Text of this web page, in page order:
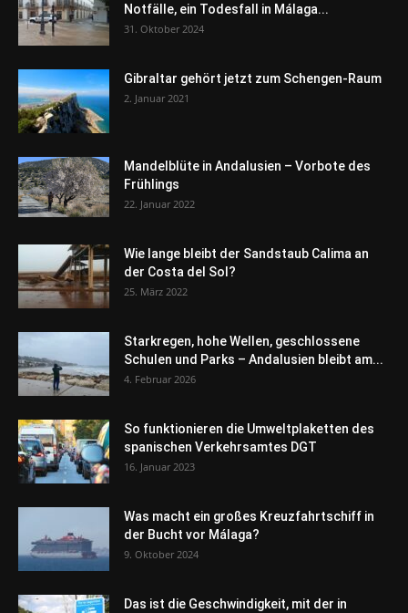
Notfälle, ein Todesfall in Málaga...
31. Oktober 2024
Gibraltar gehört jetzt zum Schengen-Raum
2. Januar 2021
Mandelblüte in Andalusien – Vorbote des
Frühlings
22. Januar 2022
Wie lange bleibt der Sandstaub Calima an
der Costa del Sol?
25. März 2022
Starkregen, hohe Wellen, geschlossene
Schulen und Parks – Andalusien bleibt am...
4. Februar 2026
So funktionieren die Umweltplaketten des
spanischen Verkehrsamtes DGT
16. Januar 2023
Was macht ein großes Kreuzfahrtschiff in
der Bucht vor Málaga?
9. Oktober 2024
Das ist die Geschwindigkeit, mit der in